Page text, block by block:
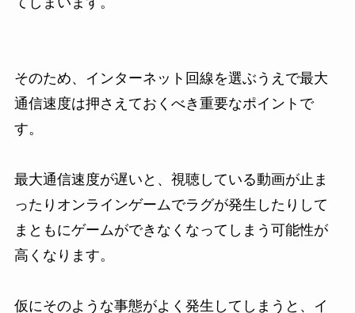
そのため、インターネット回線を選ぶうえで最大
通信速度は押さえておくべき重要なポイントで
す。
最大通信速度が遅いと、視聴している動画が止ま
ったりオンラインゲームでラグが発生したりして
まともにゲームができなくなってしまう可能性が
高くなります。
仮にそのような事態がよく発生してしまうと、イ